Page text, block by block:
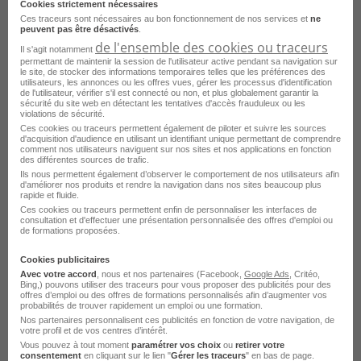
Voir plus
Emploi Automaticien Vitry-sur-Seine
Emploi Dessinateur en métallerie Vitry-sur-Seine
Emploi Mécanicien de maintenance Vitry-sur-Seine
Emploi Mécanicien TP Vitry-sur-Seine
Emploi Mécanicien d'engin de chantier Vitry-sur-Seine
Emploi Ingénieur génie civil Vitry-sur-Seine
Emploi Chiffreur CVC Vitry-sur-Seine
Emploi Motoriste Vitry-sur-Seine
Emploi Ingénieur en génie mécanique Vitry-sur-Seine
Emploi Technicien électricien Vitry-sur-Seine
Emploi Electricien lignes et réseaux Vitry-sur-Seine
Consultez les offres d'emploi pour le
métierIngénieur géomètre dans
d'autres villes
Emploi Ingénieur géomètre Dijon
Cookies strictement nécessaires
Ces traceurs sont nécessaires au bon fonctionnement de nos services et ne
peuvent pas être désactivés
Il s'agit notamment de l'ensemble des cookies ou traceurs
permettant de maintenir la session de l'utilisateur active pendant sa navigation sur
le site, de stocker des informations temporaires telles que les préférences des
utilisateurs, les annonces ou les offres vues, gérer les processus d'identification
de l'utilisateur, vérifier s'il est connecté ou non, et plus globalement garantir la
sécurité du site web en détectant les tentatives d'accès frauduleux ou les
violations de sécurité.
Ces cookies ou traceurs permettent également de piloter et suivre les sources
d'acquisition d'audience en utilisant un identifiant unique permettant de comprendre
comment nos utilisateurs naviguent sur nos sites et nos applications en fonction
des différentes sources de trafic.
Ils nous permettent également d’observer le comportement de nos utilisateurs afin
d'améliorer nos produits et rendre la navigation dans nos sites beaucoup plus
rapide et fluide.
Ces cookies ou traceurs permettent enfin de personnaliser les interfaces de
consultation et d'effectuer une présentation personnalisée des offres d'emploi ou
de formations proposées.
Cookies publicitaires
Avec votre accord , nous et nos partenaires (Facebook, Google Ads , Critéo,
Bing,) pouvons utiliser des traceurs pour vous proposer des publicités pour des
offres d’emploi ou des offres de formations personnalisés afin d’augmenter vos
probabilités de trouver rapidement un emploi ou une formation.
Nos partenaires personnalisent ces publicités en fonction de votre navigation, de
votre profil et de vos centres d’intérêt.
Vous pouvez à tout moment paramétrer vos choix ou retirer votre
consentement en cliquant sur le lien "Gérer les traceurs" en bas de page.